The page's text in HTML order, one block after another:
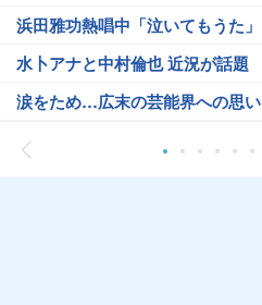
浜田雅功熱唱中「泣いてもうた」
水卜アナと中村倫也 近況が話題
涙をため…広末の芸能界への思い